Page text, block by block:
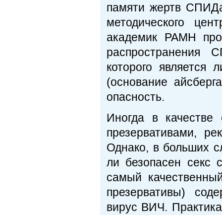
памяти жертв
методического
академик РАМН
распространения
которого
(основание
опасность.
Иногда в качестве
презервативами,
Однако, в больших
ли безопасен секс
самый
презервативы)
вирус ВИЧ. Практика